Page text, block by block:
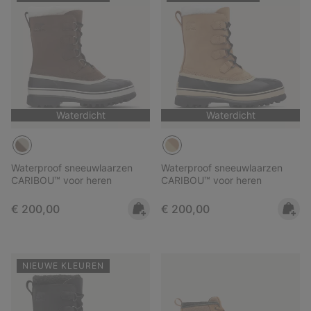
Waterdicht
Waterproof sneeuwlaarzen
CARIBOU™ voor heren
Regular price:
€ 200,00
Waterdicht
Waterproof sneeuwlaarzen
CARIBOU™ voor heren
Regular price:
€ 200,00
NIEUWE KLEUREN